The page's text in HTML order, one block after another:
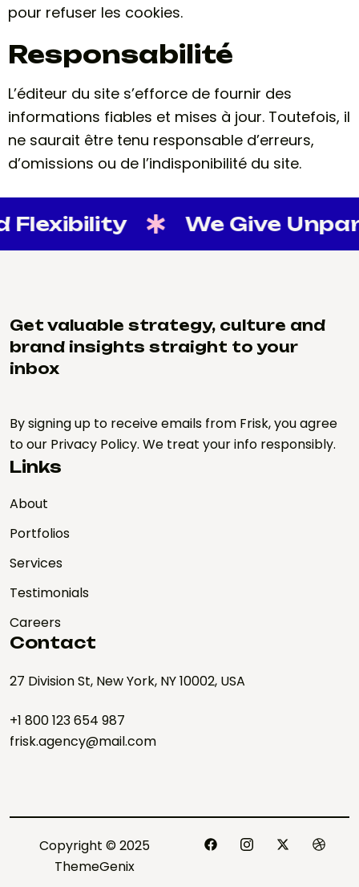
pour refuser les cookies.
Responsabilité
L’éditeur du site s’efforce de fournir des
informations fiables et mises à jour. Toutefois, il
ne saurait être tenu responsable d’erreurs,
d’omissions ou de l’indisponibilité du site.
We Give
Get valuable strategy, culture and
brand insights straight to your
inbox
By signing up to receive emails from Frisk, you agree
to our Privacy Policy. We treat your info responsibly.
Links
About
Portfolios
Services
Testimonials
Careers
Contact
27 Division St, New York, NY 10002, USA
+1 800 123 654 987
frisk.agency@mail.com
Copyright © 2025
ThemeGenix